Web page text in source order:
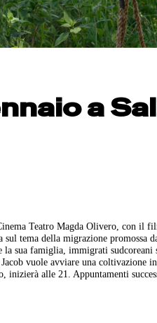
a
Teatro Magda Olivero, con il
tema della migrazione promossa
la sua famiglia, immigrati
vuole avviare una
inizierà alle 21. Appuntamenti